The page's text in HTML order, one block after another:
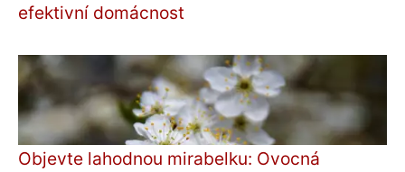
efektivní domácnost
Objevte lahodnou mirabelku: Ovocná